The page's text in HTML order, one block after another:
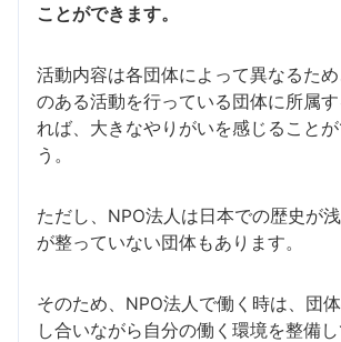
ことができます。
活動内容は各団体によって異なるた
のある活動を行っている団体に所属
れば、大きなやりがいを感じること
う。
ただし、NPO法人は日本での歴史が
が整っていない団体もあります。
そのため、NPO法人で働く時は、団
し合いながら自分の働く環境を整備